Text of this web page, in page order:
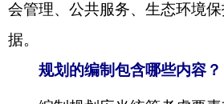
会管理、公共服务、生态环境
据。
规划的编制包含哪些内容？